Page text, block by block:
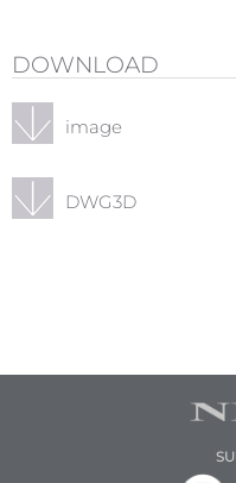
DOWNLOAD
image
DWG3D